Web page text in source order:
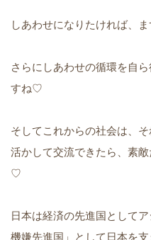
しあわせになりたければ、
さらにしあわせの循環を自ら
すね♡
そしてこれからの社会は、
活かして交流できたら、素
♡
日本は経済の先進国として
機嫌先進国」として日本を支